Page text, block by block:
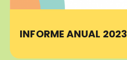
INFORME ANUAL 2023